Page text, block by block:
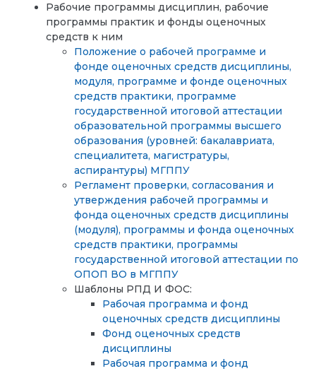
Рабочие программы дисциплин, рабочие
программы практик и фонды оценочных
средств к ним
Положение о рабочей программе и
фонде оценочных средств дисциплины,
модуля, программе и фонде оценочных
средств практики, программе
государственной итоговой аттестации
образовательной программы высшего
образования (уровней: бакалавриата,
специалитета, магистратуры,
аспирантуры) МГППУ
Регламент проверки, согласования и
утверждения рабочей программы и
фонда оценочных средств дисциплины
(модуля), программы и фонда оценочных
средств практики, программы
государственной итоговой аттестации по
ОПОП ВО в МГППУ
Шаблоны РПД И ФОС:
Рабочая программа и фонд
оценочных средств дисциплины
Фонд оценочных средств
дисциплины
Рабочая программа и фонд